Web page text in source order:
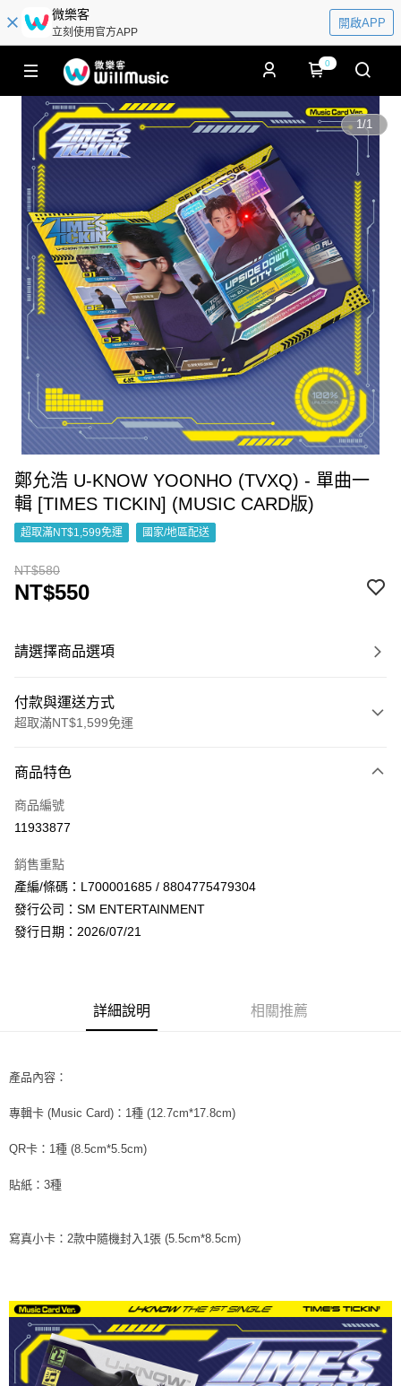
微樂客
立刻使用官方APP
開啟APP
0
1/1
鄭允浩 U-KNOW YOONHO (TVXQ) - 單曲一
輯 [TIMES TICKIN] (MUSIC CARD版)
超取滿NT$1,599免運 國家/地區配送
NT$580
NT$550
請選擇商品選項
付款與運送方式
超取滿NT$1,599免運
信用卡一次付款
超商取貨付款
Apple Pay
街口支付
１．簡單：不需註冊會員、不需綁卡、不需儲值。
３．安心：先確認商品／服務後，再付款。
１．於結帳方式選擇「AFTEE先享後付」後，將跳轉至「AFTEE先享後付」
２．訂單成立數日內，您將收到繳費通知簡訊。
※ 請注意：結帳手續完成當下不需立刻繳費，但若您需要取消訂單，請聯絡
是否繳費成功／繳費後需取消欲退款等相關疑問，請聯繫「AFTEE先享後付
客戶支援中心」https://netprotections.freshdesk.com/support/home
【注意事項】
１．透過由恩沛科技股份有限公司提供之「AFTEE先享後付」服務完成之交
易，需依本服務之必要範圍內提供個人資料，並將交易相關給付款項請求債
運送方式
全家取貨付款
每筆NT$60，滿NT$1,599(含以上)免運費
每筆NT$60，滿NT$1,599(含以上)免運費
每筆NT$60，滿NT$1,599(含以上)免運費
新竹貨運
每筆NT$90
商品特色
商品編號
11933877
銷售重點
產編/條碼：L700001685 / 8804775479304
發行公司：SM ENTERTAINMENT
發行日期：2026/07/21
詳細說明 相關推薦
產品內容：
專輯卡 (Music Card)：1種 (12.7cm*17.8cm)
QR卡：1種 (8.5cm*5.5cm)
貼紙：3種
寫真小卡：2款中隨機封入1張 (5.5cm*8.5cm)